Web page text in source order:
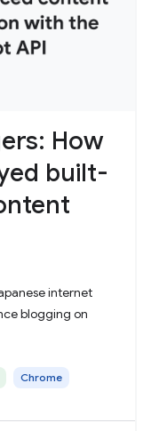
How
built-
internet
blogging on
Chrome